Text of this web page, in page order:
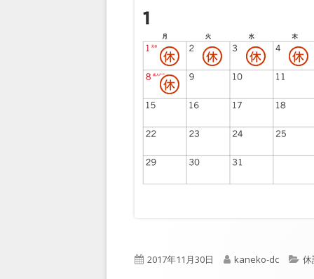
公
2017年11月30日
作
kaneko-dc
カ
休